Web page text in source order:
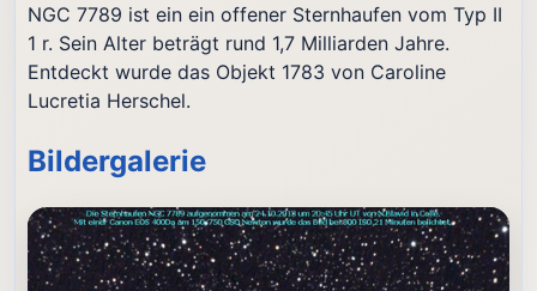
NGC 7789 ist ein ein offener Sternhaufen vom Typ II
1 r. Sein Alter beträgt rund 1,7 Milliarden Jahre.
Entdeckt wurde das Objekt 1783 von Caroline
Lucretia Herschel.
Bildergalerie